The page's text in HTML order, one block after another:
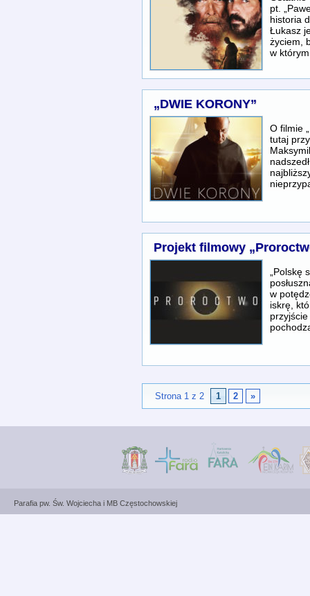
pt.
historia
Łukasz
życiem,
w
„DWIE KORONY”
O filmie
tutaj
Projekt filmowy
„Polskę
w
iskrę,
przyjście
Strona 1 z 2 1 2 »
Parafia pw. Św. Wojciecha i MB Częstochowskiej